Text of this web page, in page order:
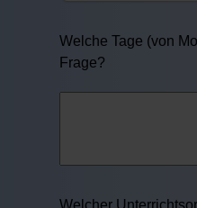
Welche Tage (von
Frage?
Welcher